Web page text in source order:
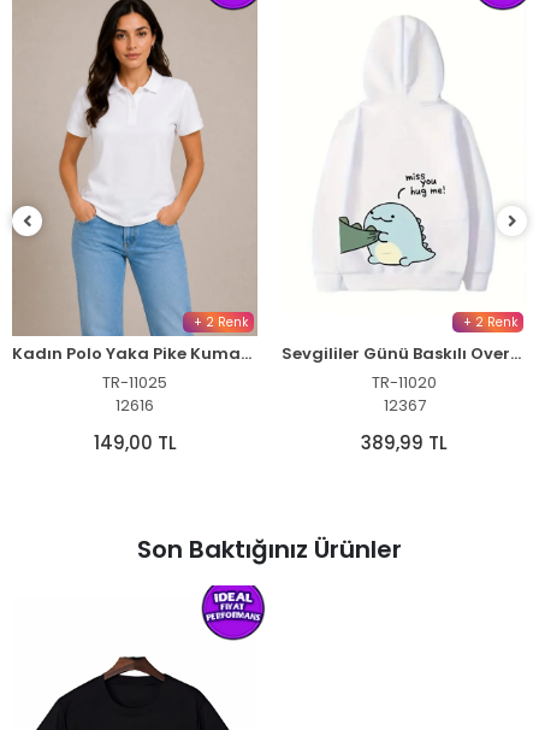
+ 2 Renk
Kadın Polo Yaka Pike Kumaş Düğmeli Basic Tişört Günlük Rahat - Beyaz
TR-11025
12616
149,00 TL
+ 2 Renk
Sevgililer Günü Baskılı Oversize Kapüşonlu Sweatshirt Hoodie - Beyaz
TR-11020
12367
389,99 TL
Son Baktığınız Ürünler